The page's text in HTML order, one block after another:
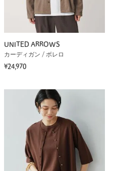
UNITED ARROWS
カーディガン / ボレロ
¥24,970